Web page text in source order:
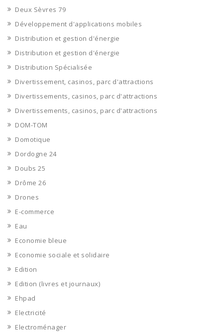
Deux Sèvres 79
Développement d'applications mobiles
Distribution et gestion d'énergie
Distribution et gestion d'énergie
Distribution Spécialisée
Divertissement, casinos, parc d'attractions
Divertissements, casinos, parc d'attractions
Divertissements, casinos, parc d'attractions
DOM-TOM
Domotique
Dordogne 24
Doubs 25
Drôme 26
Drones
E-commerce
Eau
Economie bleue
Economie sociale et solidaire
Edition
Edition (livres et journaux)
Ehpad
Electricité
Electroménager